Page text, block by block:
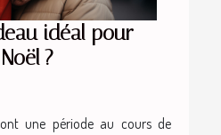
idéal pour
?
une période au cours de